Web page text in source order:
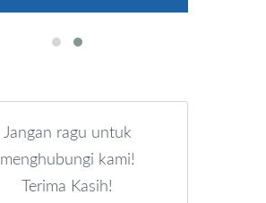
Jangan ragu untuk
menghubungi kami!
Terima Kasih!